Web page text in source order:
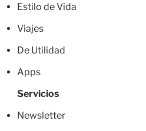
Estilo de Vida
Viajes
De Utilidad
Apps
Servicios
Newsletter